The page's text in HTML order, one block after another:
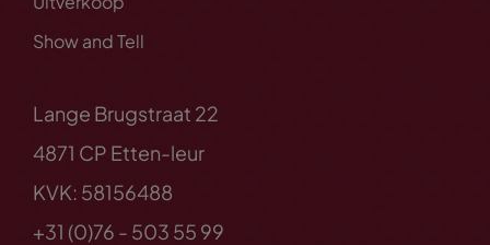
Show and Tell
Lange Brugstraat 22
4871 CP Etten-leur
KVK: 58156488
+31 (0)76 - 503 55 99